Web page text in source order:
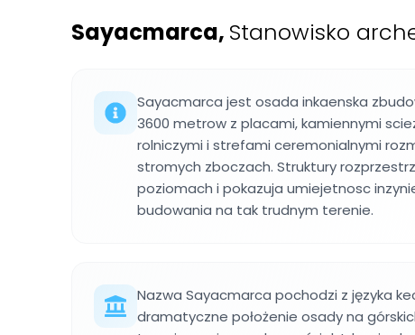
Sayacmarca, Stanowisko
Sayacmarca jest osada inkaenska
3600 metrow z placami, kamiennymi
rolniczymi i strefami ceremonialnymi
stromych zboczach. Struktury
poziomach i pokazuja umiejetnosc
budowania na tak trudnym terenie.
Nazwa Sayacmarca pochodzi z języka
dramatyczne położenie osady na